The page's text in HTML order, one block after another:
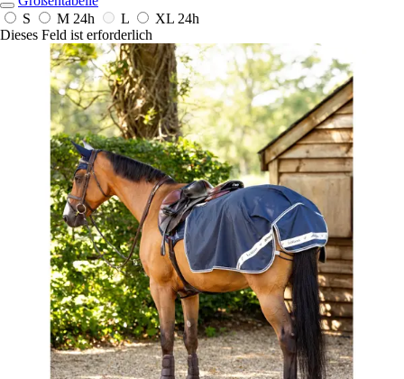
S
M 24h L XL 24h
Dieses Feld ist erforderlich